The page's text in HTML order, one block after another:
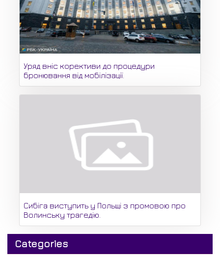
Уряд вніс корективи до процедури
бронювання від мобілізації.
Сибіга виступить у Польщі з промовою про
Волинську трагедію.
Categories